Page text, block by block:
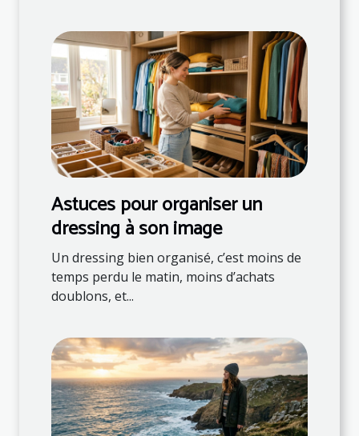
Astuces pour organiser un
dressing à son image
Un dressing bien organisé, c’est moins de
temps perdu le matin, moins d’achats
doublons, et...